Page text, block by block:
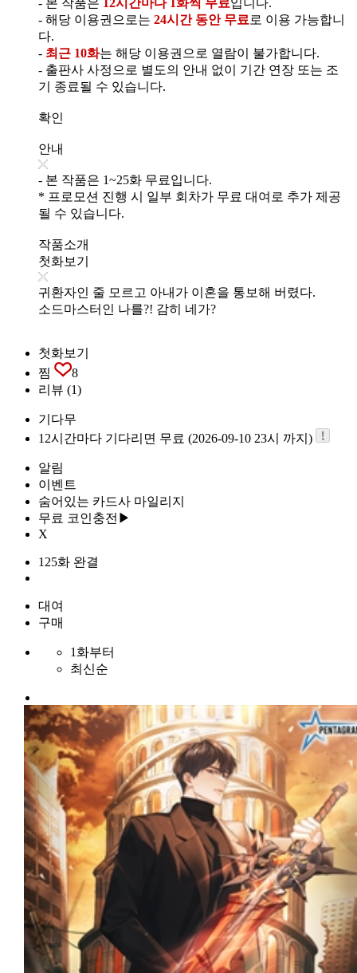
- 본 작품은 12시간마다 1화씩 무료입니다.
- 해당 이용권으로는 24시간 동안 무료 로 이용 가능합니
다.
- 최근 10화는 해당 이용권으로 열람이 불가합니다.
- 출판사 사정으로 별도의 안내 없이 기간 연장 또는 조
기 종료될 수 있습니다.
확인
안내
- 본 작품은 1~25화 무료입니다.
* 프로모션 진행 시 일부 회차가 무료 대여로 추가 제공
될 수 있습니다.
작품소개
첫화보기
귀환자인 줄 모르고 아내가 이혼을 통보해 버렸다.
소드마스터인 나를?! 감히 네가?
첫화보기
찜
8
리뷰 (1)
기다무
12시간마다 기다리면 무료 (2026-09-10 23시 까지)
알림
이벤트
숨어있는 카드사 마일리지
무료 코인충전▶
X
125화 완결
대여
구매
1화부터
최신순